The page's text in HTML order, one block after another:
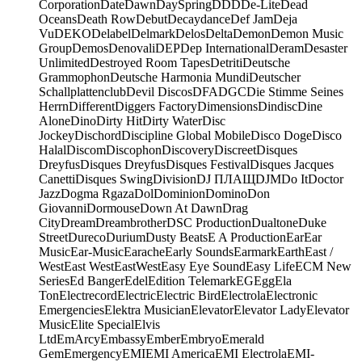
CorporationDateDawnDaySpringDDDDe-LiteDead
OceansDeath RowDebutDecaydanceDef JamDeja
VuDEKODelabelDelmarkDelosDeltaDemonDemon Music
GroupDemosDenovaliDEPDep InternationalDeramDesaster
UnlimitedDestroyed Room TapesDetritiDeutsche
GrammophonDeutsche Harmonia MundiDeutscher
SchallplattenclubDevil DiscosDFADGCDie Stimme Seines
HerrnDifferentDiggers FactoryDimensionsDindiscDine
AloneDinoDirty HitDirty WaterDisc
JockeyDischordDiscipline Global MobileDisco DogeDisco
HalalDiscomDiscophonDiscoveryDiscreetDisques
DreyfusDisques DreyfusDisques FestivalDisques Jacques
CanettiDisques SwingDivisionDJ ПЛАЩDJMDo ItDoctor
JazzDogma RgazaDolDominionDominoDon
GiovanniDormouseDown At DawnDrag
CityDreamDreambrotherDSC ProductionDualtoneDuke
StreetDurecoDuriumDusty BeatsE A ProductionEarEar
MusicEar-MusicEaracheEarly SoundsEarmarkEarthEast /
WestEast WestEastWestEasy Eye SoundEasy LifeECM New
SeriesEd BangerEdelEdition TelemarkEGEggEla
TonElectrecordElectricElectric BirdElectrolaElectronic
EmergenciesElektra MusicianElevatorElevator LadyElevator
MusicElite SpecialElvis
LtdEmArcyEmbassyEmberEmbryoEmerald
GemEmergencyEMIEMI AmericaEMI ElectrolaEMI-